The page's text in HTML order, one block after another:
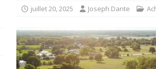
juillet 20, 2025 Joseph Dante